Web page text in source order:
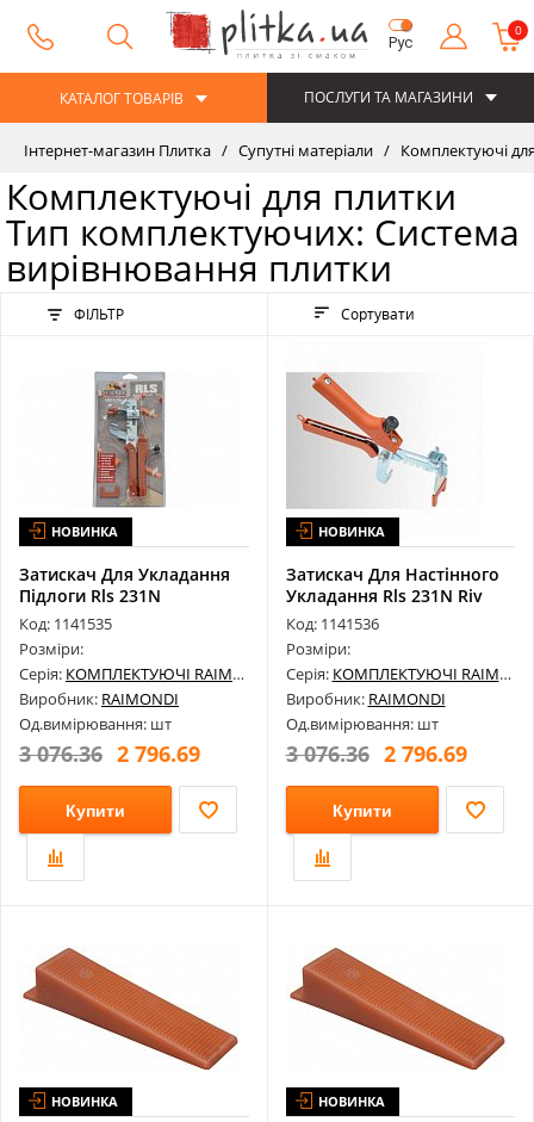
Рус
0
КАТАЛОГ ТОВАРІВ ПОСЛУГИ ТА МАГАЗИНИ
Інтернет-магазин Плитка Супутні матеріали Комплектуючі
Комплектуючі для плитки
Тип комплектуючих: Система
вирівнювання плитки
ФІЛЬТР Сортувати
НОВИНКА
Затискач Для Укладання
Підлоги Rls 231N
Код: 1141535
Розміри:
Серія: КОМПЛЕКТУЮЧІ RAIMONDI
Виробник: RAIMONDI
Од.вимірювання: шт
3 076.36 2 796.69
Купити
НОВИНКА
Затискач Для Настінного
Укладання Rls 231N Riv
Код: 1141536
Розміри:
Серія: КОМПЛЕКТУЮЧІ RAIMONDI
Виробник: RAIMONDI
Од.вимірювання: шт
3 076.36 2 796.69
Купити
НОВИНКА НОВИНКА